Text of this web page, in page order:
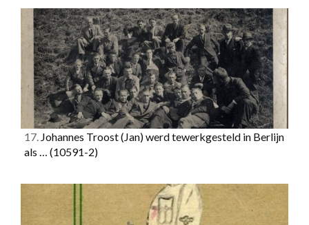
17. Johannes Troost (Jan) werd tewerkgesteld in Berlijn
als … (10591-2)